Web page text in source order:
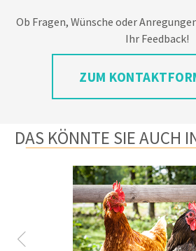
Ob Fragen, Wünsche oder
Ihr Feedback!
ZUM
DAS KÖNNTE SIE AUCH